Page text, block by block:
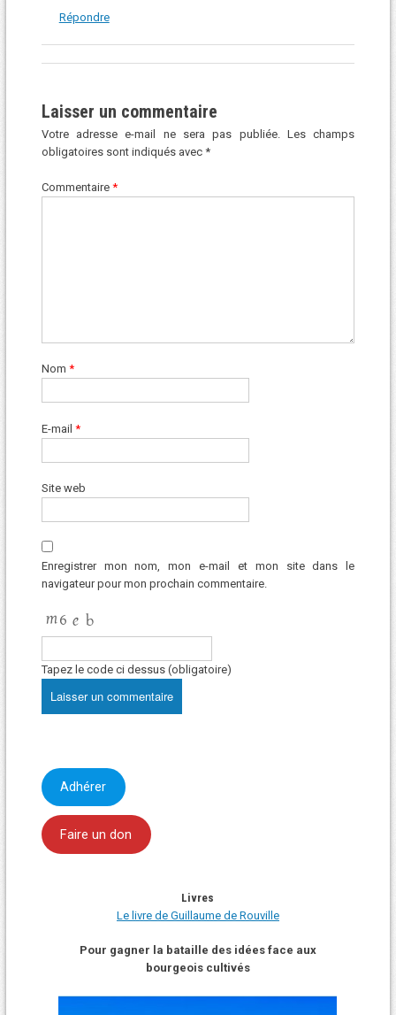
Répondre
Laisser un commentaire
Votre adresse e-mail ne sera pas publiée. Les champs
obligatoires sont indiqués avec *
Commentaire *
Nom *
E-mail *
Site web
Enregistrer mon nom, mon e-mail et mon site dans le
navigateur pour mon prochain commentaire.
Tapez le code ci dessus (obligatoire)
Adhérer
Faire un don
Livres
Le livre de Guillaume de Rouville
Pour gagner la bataille des idées face aux
bourgeois cultivés